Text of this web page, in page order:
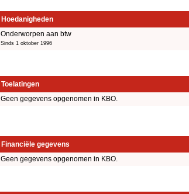
Hoedanigheden
Onderworpen aan btw
Sinds 1 oktober 1996
Toelatingen
Geen gegevens opgenomen in KBO.
Financiële gegevens
Geen gegevens opgenomen in KBO.